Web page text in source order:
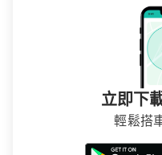
約了時間但上一位用戶
時卻偏偏找不到停車位
客的人來說就有不小的
看似方便，但實際使用
停靠的地點與你的上下
天或者載行李時，就顯
立即下
輕鬆搭